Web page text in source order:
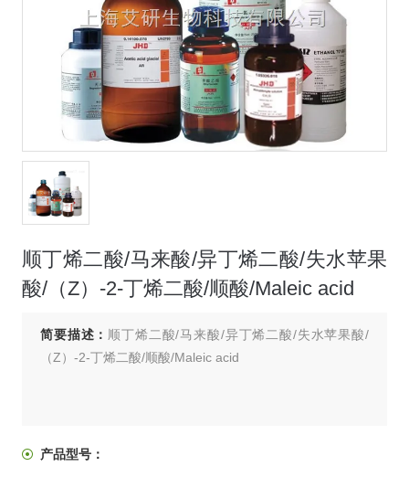
顺丁烯二酸/马来酸/异丁烯二酸/失水苹果
酸/（Z）-2-丁烯二酸/顺酸/Maleic acid
简要描述： 顺丁烯二酸/马来酸/异丁烯二酸/失水苹果酸/
（Z）-2-丁烯二酸/顺酸/Maleic acid
产品型号：